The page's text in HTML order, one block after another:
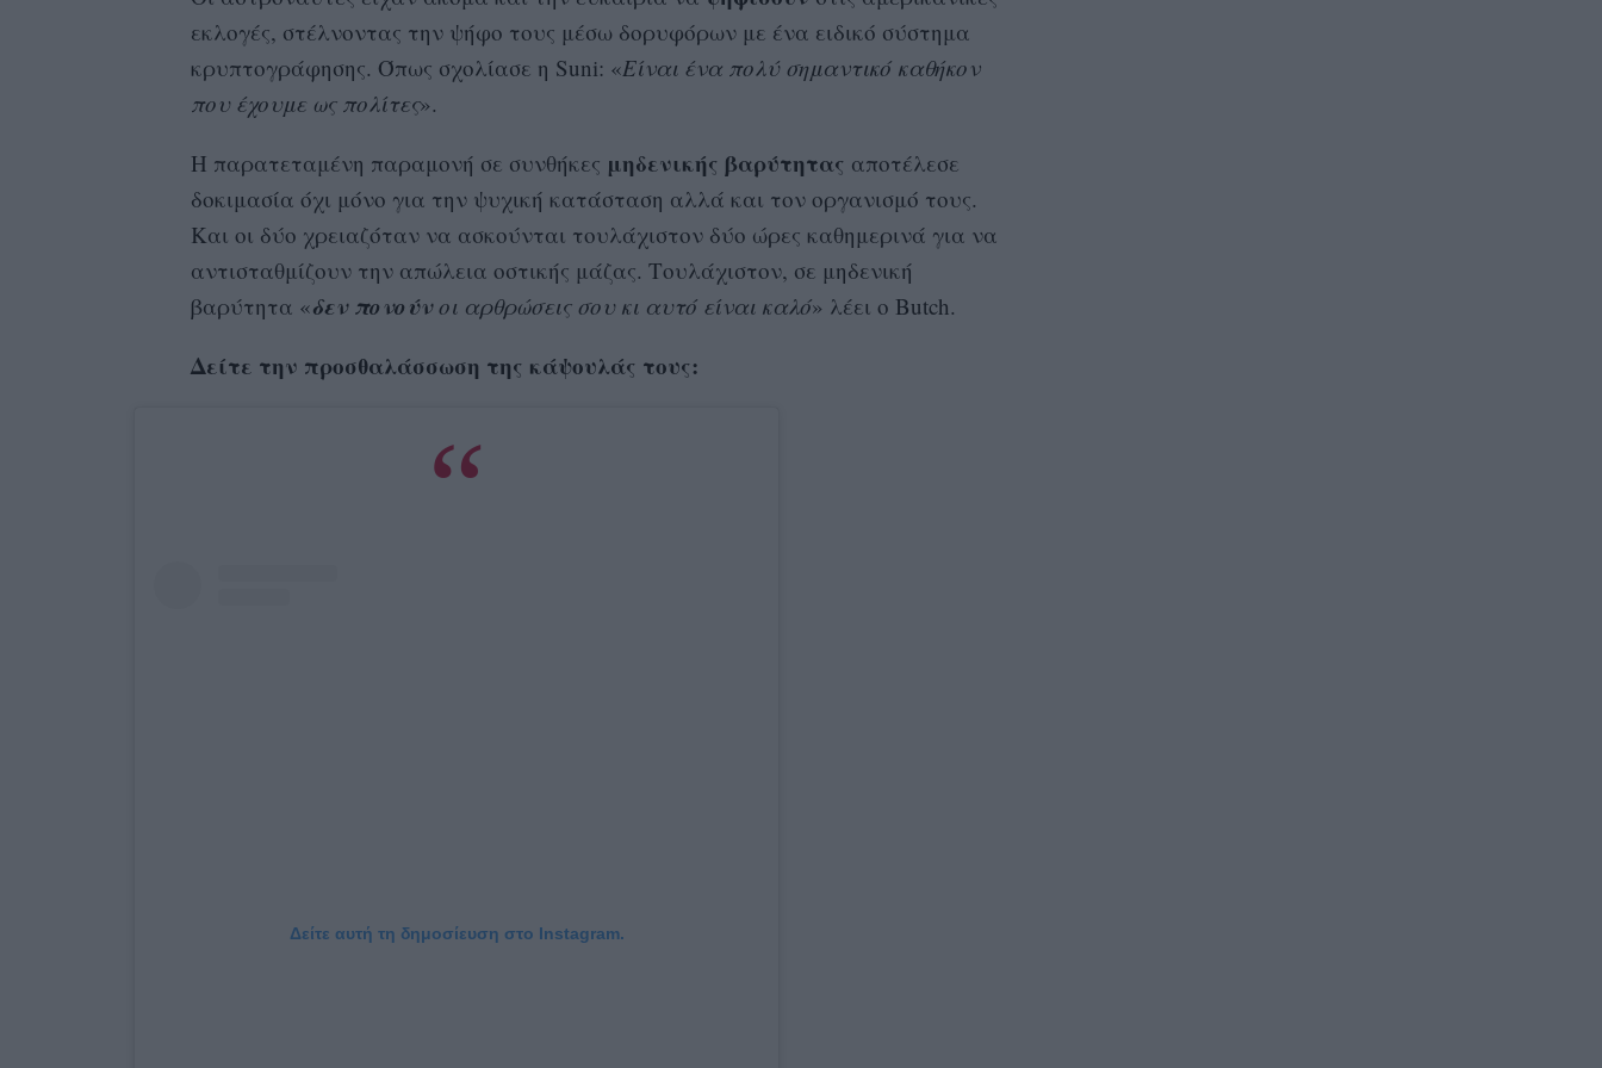
εκλογές, στέλνοντας την ψήφο τους μέσω δορυφόρων με ένα ειδικό σύστημα
κρυπτογράφησης. Όπως σχολίασε η Suni: «Είναι ένα πολύ σημαντικό καθήκον
που έχουμε ως πολίτες».
Η παρατεταμένη παραμονή σε συνθήκες μηδενικής βαρύτητας αποτέλεσε
δοκιμασία όχι μόνο για την ψυχική κατάσταση αλλά και τον οργανισμό τους.
Και οι δύο χρειαζόταν να ασκούνται τουλάχιστον δύο ώρες καθημερινά για να
αντισταθμίζουν την απώλεια οστικής μάζας. Τουλάχιστον, σε μηδενική
βαρύτητα «δεν πονούνοι αρθρώσεις σου κι αυτό είναι καλό» λέει ο Butch.
Δείτε την προσθαλάσσωση της κάψουλάς τους:
Δείτε αυτή τη δημοσίευση στο Instagram.